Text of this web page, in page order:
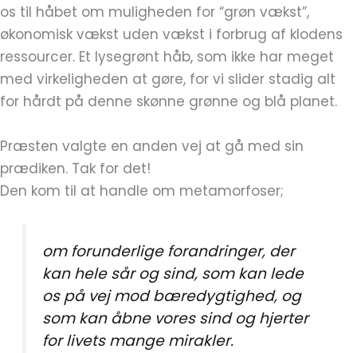
os til håbet om muligheden for “grøn vækst”,
økonomisk vækst uden vækst i forbrug af klodens
ressourcer. Et lysegrønt håb, som ikke har meget
med virkeligheden at gøre, for vi slider stadig alt
for hårdt på denne skønne grønne og blå planet.
Præsten valgte en anden vej at gå med sin
prædiken. Tak for det!
Den kom til at handle om metamorfoser;
om forunderlige forandringer, der
kan hele sår og sind, som kan lede
os på vej mod bæredygtighed, og
som kan åbne vores sind og hjerter
for livets mange mirakler.